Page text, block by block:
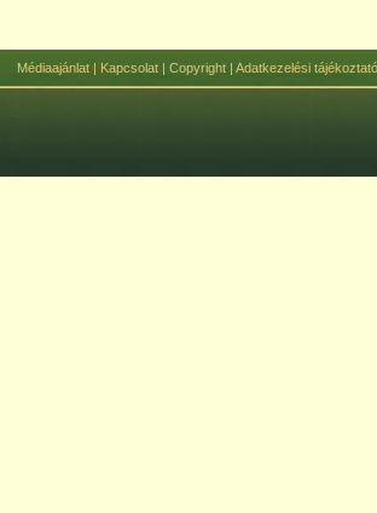
Médiaajánlat| Kapcsolat| Copyright| Adatkezelési tájékoztató